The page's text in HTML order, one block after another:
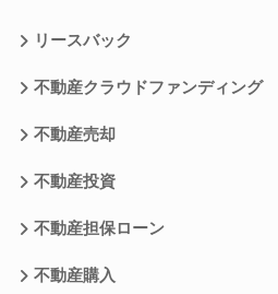
リースバック
不動産クラウドファンディング
不動産売却
不動産投資
不動産担保ローン
不動産購入